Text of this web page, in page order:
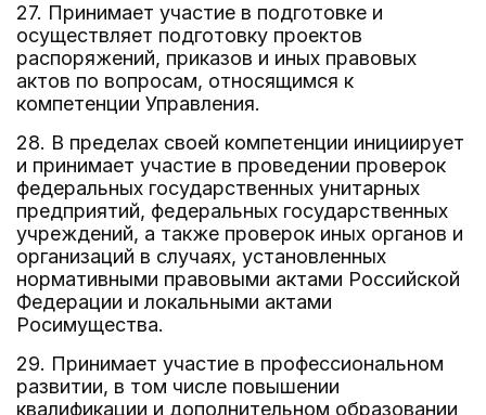
27. Принимает участие в подготовке и
осуществляет подготовку проектов
распоряжений, приказов и иных правовых
актов по вопросам, относящимся к
компетенции Управления.
28. В пределах своей компетенции инициирует
и принимает участие в проведении проверок
федеральных государственных унитарных
предприятий, федеральных государственных
учреждений, а также проверок иных органов и
организаций в случаях, установленных
нормативными правовыми актами Российской
Федерации и локальными актами
Росимущества.
29. Принимает участие в профессиональном
развитии, в том числе повышении
квалификации и дополнительном образовании